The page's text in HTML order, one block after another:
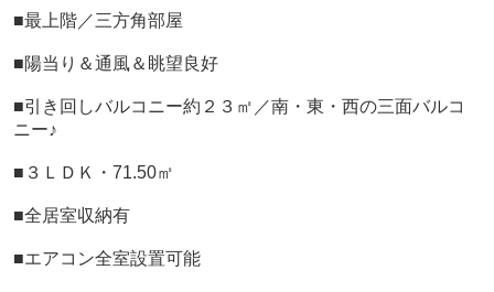
■最上階／三方角部屋
■陽当り＆通風＆眺望良好
■引き回しバルコニー約２３㎡／南・東・西の三面バルコ
ニー♪
■３ＬＤＫ・71.50㎡
■全居室収納有
■エアコン全室設置可能